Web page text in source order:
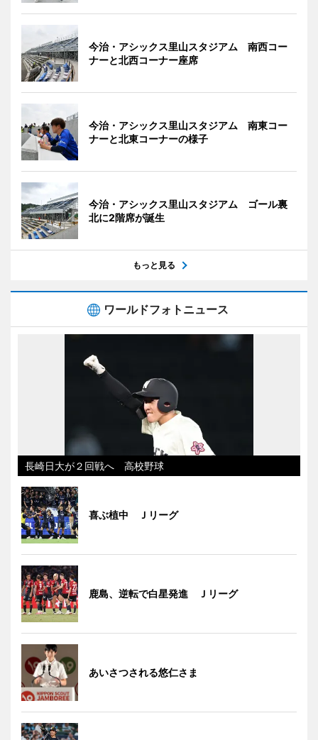
今治・アシックス里山スタジアム 南西コー
ナーと北西コーナー座席
今治・アシックス里山スタジアム 南東コー
ナーと北東コーナーの様子
今治・アシックス里山スタジアム ゴール裏
北に2階席が誕生
もっと見る
ワールドフォトニュース
長崎日大が２回戦へ 高校野球
喜ぶ植中 Ｊリーグ
鹿島、逆転で白星発進 Ｊリーグ
あいさつされる悠仁さま